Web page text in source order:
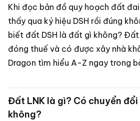
Khi đọc bản đồ quy hoạch đất
thấy qua ký hiệu DSH rồi đúng
biết đất DSH là đất gì không? Đất
đóng thuế và có được xây nhà
Dragon tìm hiểu A-Z ngay trong
Đất LNK là gì? Có chuyển
không?